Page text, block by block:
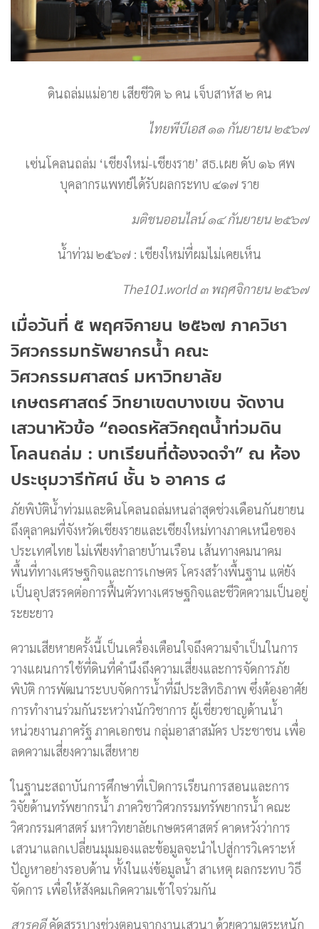
ดินถล่มแม่อาย เสียชีวิต ๖ คน เจ็บสาหัส ๒ คน
ไทยพีบีเอส ๑๑ กันยายน ๒๕๖๗
เซ่นโคลนถล่ม ‘เชียงใหม่-เชียงราย’ สธ.เผย ดับ ๑๖ ศพ
บุคลากรแพทย์ได้รับผลกระทบ ๔๑๗ ราย
มติชนออนไลน์ ๑๔ กันยายน ๒๕๖๗
น้ำท่วม ๒๕๖๗ : เชียงใหม่ที่ผมไม่เคยเห็น
The101.world๓ พฤศจิกายน ๒๕๖๗
เมื่อวันที่ ๕ พฤศจิกายน ๒๕๖๗ ภาควิชา
วิศวกรรมทรัพยากรน้ำ คณะ
วิศวกรรมศาสตร์ มหาวิทยาลัย
เกษตรศาสตร์ วิทยาเขตบางเขน จัดงาน
เสวนาหัวข้อ “ถอดรหัสวิกฤตน้ำท่วมดิน
โคลนถล่ม : บทเรียนที่ต้องจดจำ” ณ ห้อง
ประชุมวารีทัศน์ ชั้น ๖ อาคาร ๘
ภัยพิบัติน้ำท่วมและดินโคลนถล่มหนล่าสุดช่วงเดือนกันยายน
ถึงตุลาคมที่จังหวัดเชียงรายและเชียงใหม่ทางภาคเหนือของ
ประเทศไทย ไม่เพียงทำลายบ้านเรือน เส้นทางคมนาคม
พื้นที่ทางเศรษฐกิจและการเกษตร โครงสร้างพื้นฐาน แต่ยัง
เป็นอุปสรรคต่อการฟื้นตัวทางเศรษฐกิจและชีวิตความเป็นอยู่
ระยะยาว
ความเสียหายครั้งนี้เป็นเครื่องเตือนใจถึงความจำเป็นในการ
วางแผนการใช้ที่ดินที่คำนึงถึงความเสี่ยงและการจัดการภัย
พิบัติ การพัฒนาระบบจัดการน้ำที่มีประสิทธิภาพ ซึ่งต้องอาศัย
การทำงานร่วมกันระหว่างนักวิชาการ ผู้เชี่ยวชาญด้านน้ำ
หน่วยงานภาครัฐ ภาคเอกชน กลุ่มอาสาสมัคร ประชาชน เพื่อ
ลดความเสี่ยงความเสียหาย
ในฐานะสถาบันการศึกษาที่เปิดการเรียนการสอนและการ
วิจัยด้านทรัพยากรน้ำ ภาควิชาวิศวกรรมทรัพยากรน้ำ คณะ
วิศวกรรมศาสตร์ มหาวิทยาลัยเกษตรศาสตร์ คาดหวังว่าการ
เสวนาแลกเปลี่ยนมุมมองและข้อมูลจะนำไปสู่การวิเคราะห์
ปัญหาอย่างรอบด้าน ทั้งในแง่ข้อมูลน้ำ สาเหตุ ผลกระทบ วิธี
จัดการ เพื่อให้สังคมเกิดความเข้าใจร่วมกัน
สารคดีคัดสรรบางช่วงตอนจากงานเสวนา ด้วยความตระหนัก